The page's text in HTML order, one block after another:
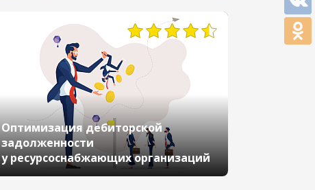
Оптимизация дебиторской
задолженности
у ресурсоснабжающих организаций